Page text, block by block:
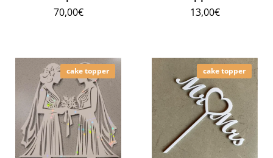
70,00€ 13,00€
cake topper cake topper